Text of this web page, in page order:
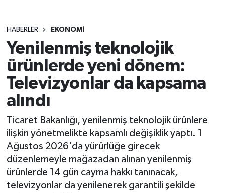
HABERLER EKONOMİ
Yenilenmiş teknolojik
ürünlerde yeni dönem:
Televizyonlar da kapsama
alındı
Ticaret Bakanlığı, yenilenmiş teknolojik ürünlere
ilişkin yönetmelikte kapsamlı değişiklik yaptı. 1
Ağustos 2026'da yürürlüğe girecek
düzenlemeyle mağazadan alınan yenilenmiş
ürünlerde 14 gün cayma hakkı tanınacak,
televizyonlar da yenilenerek garantili şekilde
SPOR
YAŞAM
Son Dakika Haberleri
Haber Arşivi